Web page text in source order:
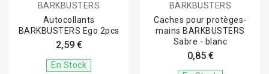
BARKBUSTERS
Autocollants
BARKBUSTERS Ego 2pcs
2,59 €
En Stock
BARKBUSTERS
Caches pour protèges-
mains BARKBUSTERS
Sabre - blanc
0,85 €